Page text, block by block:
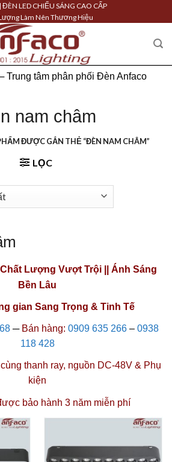
LED CHIẾU SÁNG CAO CẤP
Làm Nên Thương Hiệu
Trung tâm phân phối Đèn Anfaco
nam châm
ĐƯỢC GẮN THẺ “ĐÈN NAM CHÂM”
LỌC
Chất Lượng Vượt Trội || Ánh Sáng
Bền Lâu
gian Sang Trọng & Tinh Tế
─Bán hàng: 0909 635 266 – 0938
118 428
thanh ray, nguồn DC-48V& Phụ
kiện
bảo hành 3 năm miễn phí